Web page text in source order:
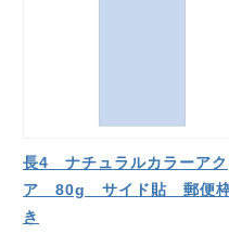
長4 ナチュラルカラーアク
ア 80g サイド貼 郵便
き